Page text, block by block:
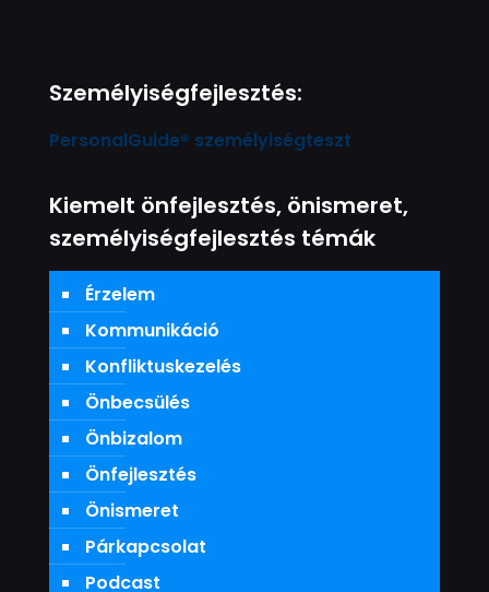
Személyiségfejlesztés:
PersonalGuide® személyiségteszt
Kiemelt önfejlesztés, önismeret,
személyiségfejlesztés témák
Érzelem
Kommunikáció
Konfliktuskezelés
Önbecsülés
Önbizalom
Önfejlesztés
Önismeret
Párkapcsolat
Podcast